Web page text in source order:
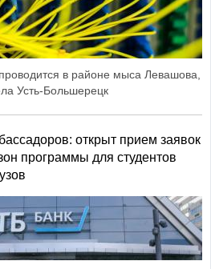
в районе мыса Левашова,
Усть-Большерецк
открыт прием заявок
программы для студентов